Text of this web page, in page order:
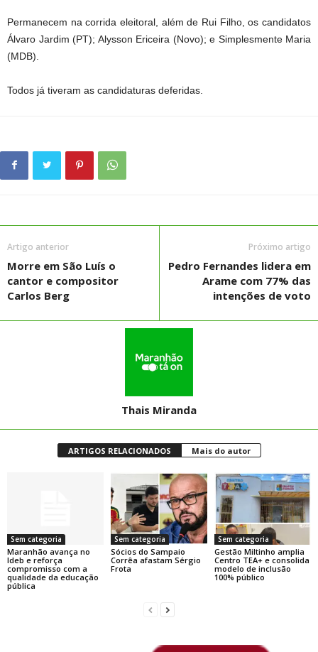
Permanecem na corrida eleitoral, além de Rui Filho, os candidatos
Álvaro Jardim (PT); Alysson Ericeira (Novo); e Simplesmente Maria
(MDB).
Todos já tiveram as candidaturas deferidas.
Artigo anterior
Morre em São Luís o
cantor e compositor
Carlos Berg
Próximo artigo
Pedro Fernandes lidera em
Arame com 77% das
intenções de voto
Thais Miranda
ARTIGOS RELACIONADOS Mais do autor
Sem categoria
Maranhão avança no
Ideb e reforça
compromisso com a
qualidade da educação
pública
Sem categoria
Sócios do Sampaio
Corrêa afastam Sérgio
Frota
Sem categoria
Gestão Miltinho amplia
Centro TEA+ e consolida
modelo de inclusão
100% público